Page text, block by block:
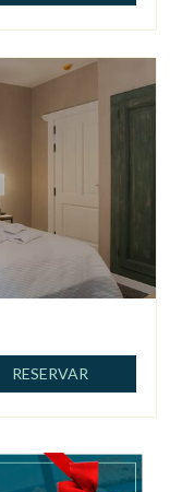
RESERVAR